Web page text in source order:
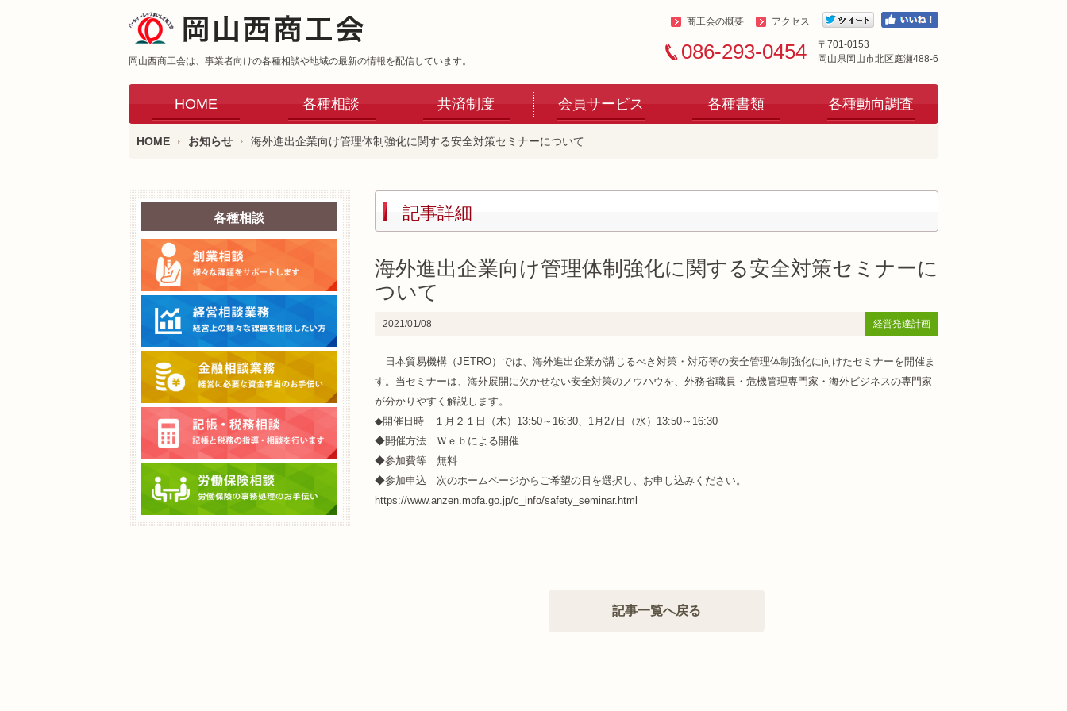
岡山西商工会は、事業者向けの各種相談や地域の最新の情報を配信しています。 086-293-0454
〒701-0153
岡山県岡山市北区庭瀬488-6
HOME 各種相談 共済制度 会員サービス 各種書類 各種動向調査
商工会の概要 アクセス
HOME お知らせ 海外進出企業向け管理体制強化に関する安全対策セミナーについて
記事詳細
海外進出企業向け管理体制強化に関する安全対策セミナーに
ついて
2021/01/08 経営発達計画
日本貿易機構（JETRO）では、海外進出企業が講じるべき対策・対応等の安全管理体制強化に向けたセミナーを開催ま
す。当セミナーは、海外展開に欠かせない安全対策のノウハウを、外務省職員・危機管理専門家・海外ビジネスの専門家
が分かりやすく解説します。
◆開催日時 １月２１日（木）13:50～16:30、1月27日（水）13:50～16:30
◆開催方法 Ｗｅｂによる開催
◆参加費等 無料
◆参加申込 次のホームページからご希望の日を選択し、お申し込みください。
https://www.anzen.mofa.go.jp/c_info/safety_seminar.html
記事一覧へ戻る
各種相談